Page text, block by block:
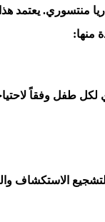
منتسوري.
منها:
لكل طفل وفقاً
لتشجيع